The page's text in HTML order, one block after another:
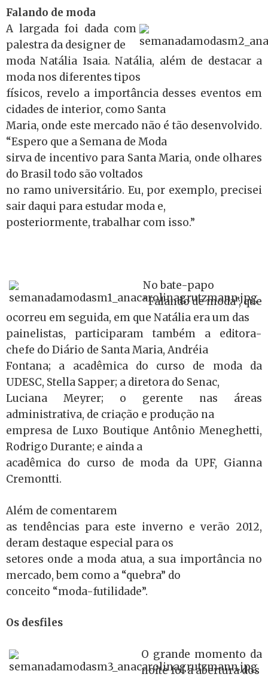
Falando de moda
A largada foi dada com
palestra da designer de
moda Natália Isaia. Natália, além de destacar a
moda nos diferentes tipos
físicos, revelo a importância desses eventos em
cidades de interior, como Santa
Maria, onde este mercado não é tão desenvolvido.
“Espero que a Semana de Moda
sirva de incentivo para Santa Maria, onde olhares
do Brasil todo são voltados
no ramo universitário. Eu, por exemplo, precisei
sair daqui para estudar moda e,
posteriormente, trabalhar com isso.”
No bate-papo
“Falando de moda”, que
ocorreu em seguida, em que Natália era um das
painelistas, participaram também a editora-
chefe do Diário de Santa Maria, Andréia
Fontana; a acadêmica do curso de moda da
UDESC, Stella Sapper; a diretora do Senac,
Luciana Meyrer; o gerente nas áreas
administrativa, de criação e produção na
empresa de Luxo Boutique Antônio Meneghetti,
Rodrigo Durante; e ainda a
acadêmica do curso de moda da UPF, Gianna
Cremontti.
Além de comentarem
as tendências para este inverno e verão 2012,
deram destaque especial para os
setores onde a moda atua, a sua importância no
mercado, bem como a “quebra” do
conceito “moda-futilidade”.
Os desfiles
O grande momento da
noite foi a abertura dos